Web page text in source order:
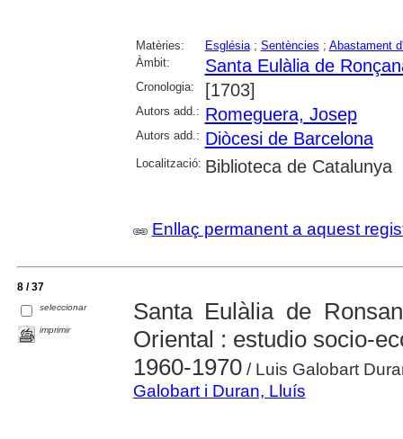
Matèries: Església; Sentències ; Abastament
Àmbit:
Santa Eulàlia de
Cronologia: [1703]
Autors add.: Romeguera, Josep
Autors add.: Diòcesi de Barcelona
Localització: Biblioteca de Catalunya
Enllaç permanent a aquest
8 / 37
seleccionar
imprimir
Santa Eulàlia de
Oriental : estudio socio-
1960-1970/ Luis Galobart
Galobart i Duran, Lluís